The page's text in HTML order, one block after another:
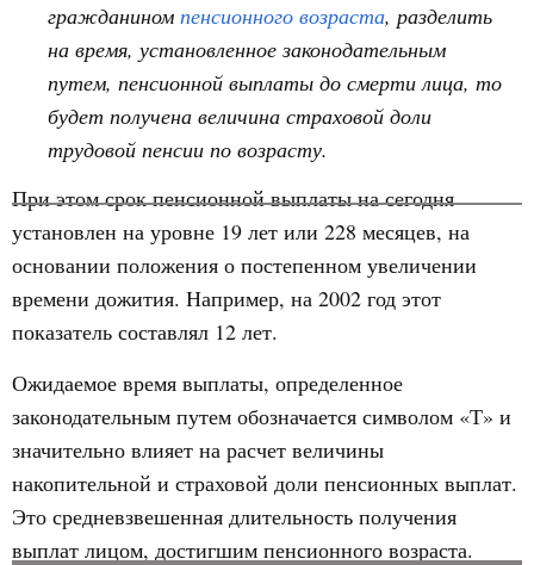
гражданином пенсионного возраста, разделить
на время, установленное законодательным
путем, пенсионной выплаты до смерти лица, то
будет получена величина страховой доли
трудовой пенсии по возрасту.
При этом срок пенсионной выплаты на сегодня
установлен на уровне 19 лет или 228 месяцев, на
основании положения о постепенном увеличении
времени дожития. Например, на 2002 год этот
показатель составлял 12 лет.
Ожидаемое время выплаты, определенное
законодательным путем обозначается символом «Т» и
значительно влияет на расчет величины
накопительной и страховой доли пенсионных выплат.
Это средневзвешенная длительность получения
выплат лицом, достигшим пенсионного возраста.